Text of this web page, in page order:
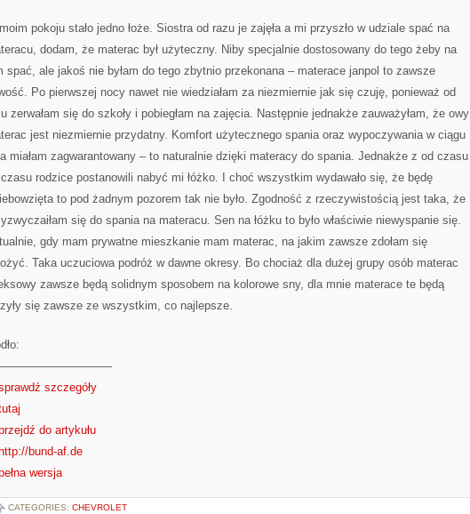
pokoju stało jedno łoże. Siostra od razu je zajęła a mi przyszło w udziale spać na
dodam, że materac był użyteczny. Niby specjalnie dostosowany do tego żeby na
spać, ale jakoś nie byłam do tego zbytnio przekonana – materace janpol to zawsze
Po pierwszej nocy nawet nie wiedziałam za niezmiernie jak się czuję, ponieważ od
zerwałam się do szkoły i pobiegłam na zajęcia. Następnie jednakże zauważyłam, że owy
jest niezmiernie przydatny. Komfort użytecznego spania oraz wypoczywania w ciągu
miałam zagwarantowany – to naturalnie dzięki materacy do spania. Jednakże z od czasu
rodzice postanowili nabyć mi łóżko. I choć wszystkim wydawało się, że będę
to pod żadnym pozorem tak nie było. Zgodność z rzeczywistością jest taka, że
się do spania na materacu. Sen na łóżku to było właściwie niewyspanie się.
gdy mam prywatne mieszkanie mam materac, na jakim zawsze zdołam się
Taka uczuciowa podróż w dawne okresy. Bo chociaż dla dużej grupy osób materac
zawsze będą solidnym sposobem na kolorowe sny, dla mnie materace te będą
się zawsze ze wszystkim, co najlepsze.
szczegóły
do artykułu
http://bund-af.de
wersja
CATEGORIES: CHEVROLET